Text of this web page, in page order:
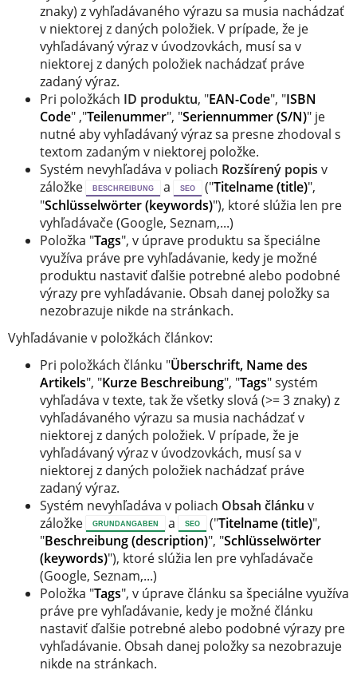
znaky) z vyhľadávaného výrazu sa musia nachádzať
v niektorej z daných položiek. V prípade, že je
vyhľadávaný výraz v úvodzovkách, musí sa v
niektorej z daných položiek nachádzať práve
zadaný výraz.
Pri položkách ID produktu, "EAN-Code", "ISBN
Code" ,"Teilenummer", "Seriennummer (S/N)" je
nutné aby vyhľadávaný výraz sa presne zhodoval s
textom zadaným v niektorej položke.
Systém nevyhľadáva v poliach Rozšírený popis v
záložke
BESCHREIBUNG a SEO ("Titelname (title)",
"Schlüsselwörter (keywords)"), ktoré slúžia len pre
vyhľadávače (Google, Seznam,...)
Položka "Tags", v úprave produktu sa špeciálne
využíva práve pre vyhľadávanie, kedy je možné
produktu nastaviť ďalšie potrebné alebo podobné
výrazy pre vyhľadávanie. Obsah danej položky sa
nezobrazuje nikde na stránkach.
Vyhľadávanie v položkách článkov:
Pri položkách článku "Überschrift, Name des
Artikels", "Kurze Beschreibung", "Tags" systém
vyhľadáva v texte, tak že všetky slová (>= 3 znaky) z
vyhľadávaného výrazu sa musia nachádzať v
niektorej z daných položiek. V prípade, že je
vyhľadávaný výraz v úvodzovkách, musí sa v
niektorej z daných položiek nachádzať práve
zadaný výraz.
Systém nevyhľadáva v poliach Obsah článku v
záložke
GRUNDANGABEN a SEO ("Titelname (title)",
"Beschreibung (description)", "Schlüsselwörter
(keywords)"), ktoré slúžia len pre vyhľadávače
(Google, Seznam,...)
Položka "Tags", v úprave článku sa špeciálne využíva
práve pre vyhľadávanie, kedy je možné článku
nastaviť ďalšie potrebné alebo podobné výrazy pre
vyhľadávanie. Obsah danej položky sa nezobrazuje
nikde na stránkach.